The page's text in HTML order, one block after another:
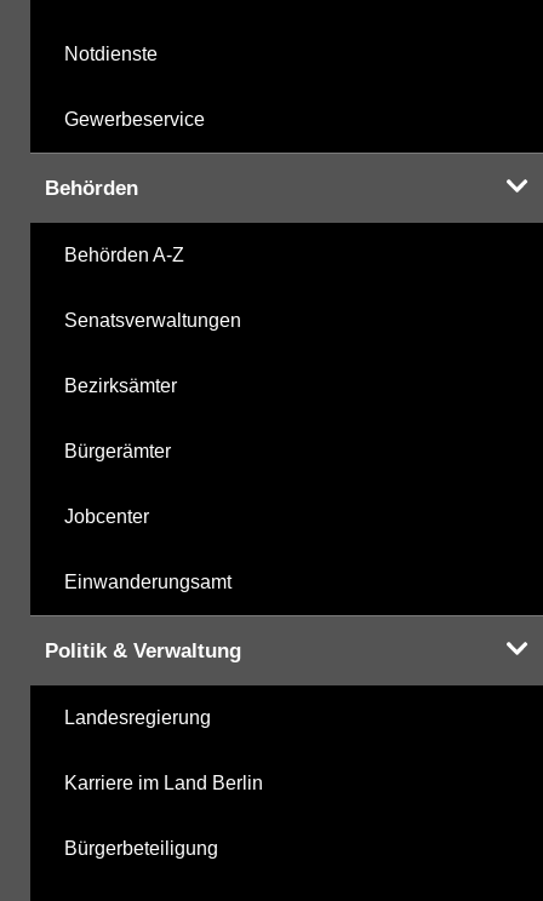
Notdienste
Gewerbeservice
Behörden
Behörden A-Z
Senatsverwaltungen
Bezirksämter
Bürgerämter
Jobcenter
Einwanderungsamt
Politik & Verwaltung
Landesregierung
Karriere im Land Berlin
Bürgerbeteiligung